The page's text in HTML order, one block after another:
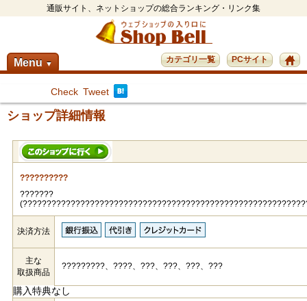
通販サイト、ネットショップの総合ランキング・リンク集
Menu ▼ PCサイト
カテゴリ一覧
Check Tweet
ショップ詳細情報
??????????
???????
決済方法
主な
取扱商品
?????????、????、???、???、???、???
購入特典なし